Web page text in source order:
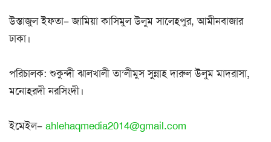
উস্তাজুল ইফতা– জামিয়া কাসিমুল উলুম সালেহপুর, আমীনবাজার
ঢাকা।
পরিচালক: শুকুন্দী ঝালখালী তা’লীমুস সুন্নাহ দারুল উলুম মাদরাসা,
মনোহরদী নরসিংদী।
ইমেইল– ahlehaqmedia2014@gmail.com